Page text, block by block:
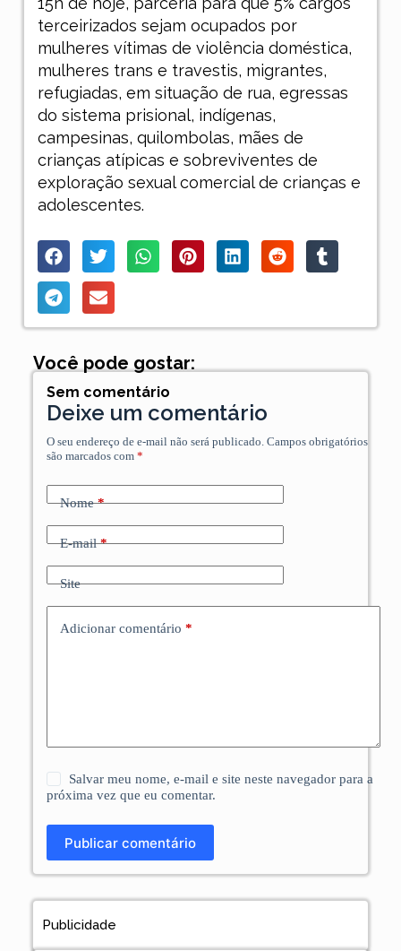
terceirizados sejam ocupados por
mulheres vítimas de violência doméstica,
mulheres trans e travestis, migrantes,
refugiadas, em situação de rua, egressas
do sistema prisional, indígenas,
campesinas, quilombolas, mães de
crianças atípicas e sobreviventes de
exploração sexual comercial de crianças e
adolescentes.
Você pode gostar:
Sem comentário
Deixe um comentário
O seu endereço de e-mail não será publicado. Campos obrigatórios
são marcados com *
Nome*
E-mail*
Site
Adicionar comentário *
Salvar meu nome, e-mail e site neste navegador para a
próxima vez que eu comentar.
Publicar comentário
Publicidade